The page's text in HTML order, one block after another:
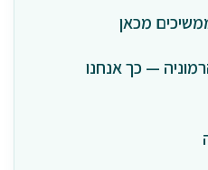
מכאן
— כך אנחנו